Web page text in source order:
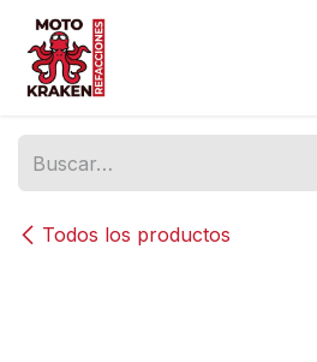
Ir al contenido
Todos los productos